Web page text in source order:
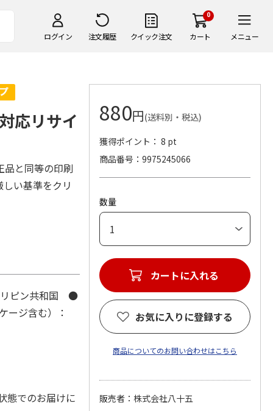
ログイン 注文履歴 クイック注文
0
カート メニュー
応リサイ
品と同等の印刷
い基準をクリ
ピン共和国 ●
ジ含む）：
態でのお届けに
880円(送料別・税込)
獲得ポイント： 8 pt
商品番号
9975245066
数量
カートに入れる
お気に入りに登録する
商品についてのお問い合わせはこちら
販売者：株式会社八十五